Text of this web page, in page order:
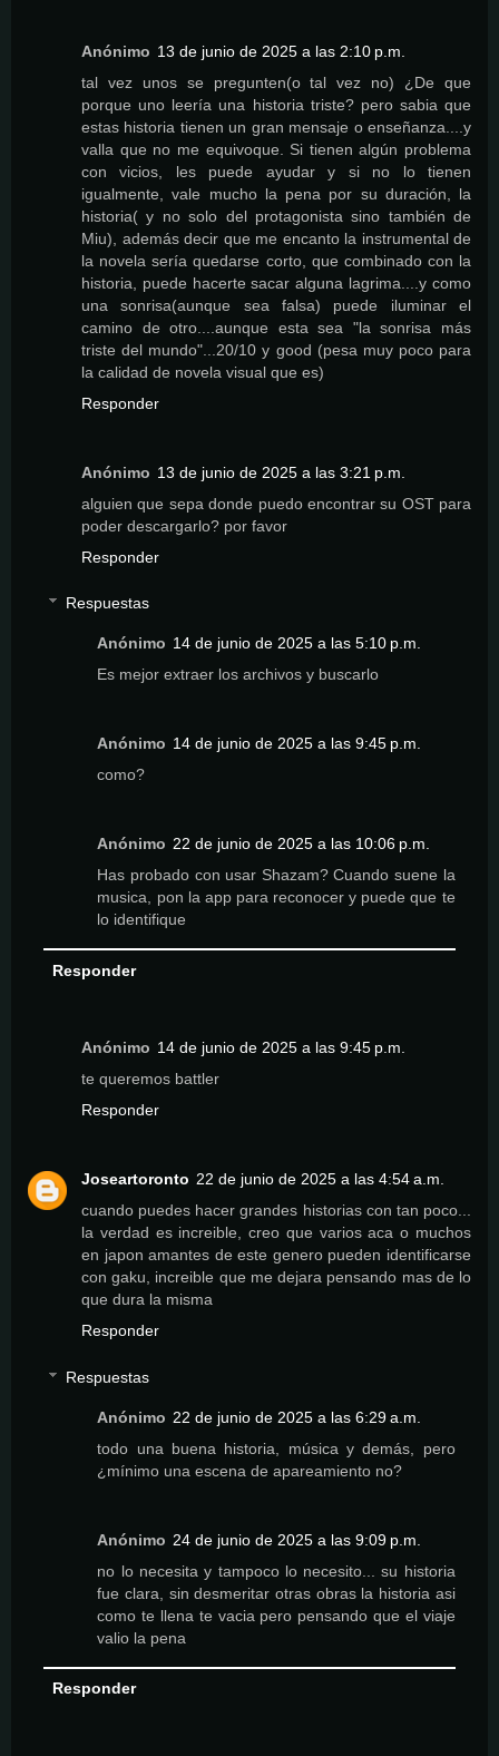
Anónimo 13 de junio de 2025 a las 2:10 p.m.
tal vez unos se pregunten(o tal vez no) ¿De que
porque uno leería una historia triste? pero sabia que
estas historia tienen un gran mensaje o enseñanza....y
valla que no me equivoque. Si tienen algún problema
con vicios, les puede ayudar y si no lo tienen
igualmente, vale mucho la pena por su duración, la
historia( y no solo del protagonista sino también de
Miu), además decir que me encanto la instrumental de
la novela sería quedarse corto, que combinado con la
historia, puede hacerte sacar alguna lagrima....y como
una sonrisa(aunque sea falsa) puede iluminar el
camino de otro....aunque esta sea "la sonrisa más
triste del mundo"...20/10 y good (pesa muy poco para
la calidad de novela visual que es)
Responder
Anónimo 13 de junio de 2025 a las 3:21 p.m.
alguien que sepa donde puedo encontrar su OST para
poder descargarlo? por favor
Responder
Respuestas
Anónimo 14 de junio de 2025 a las 5:10 p.m.
Es mejor extraer los archivos y buscarlo
Anónimo 14 de junio de 2025 a las 9:45 p.m.
como?
Anónimo 22 de junio de 2025 a las 10:06 p.m.
Has probado con usar Shazam? Cuando suene la
musica, pon la app para reconocer y puede que te
lo identifique
Responder
Anónimo 14 de junio de 2025 a las 9:45 p.m.
te queremos battler
Responder
Joseartoronto 22 de junio de 2025 a las 4:54 a.m.
cuando puedes hacer grandes historias con tan poco...
la verdad es increible, creo que varios aca o muchos
en japon amantes de este genero pueden identificarse
con gaku, increible que me dejara pensando mas de lo
que dura la misma
Responder
Respuestas
Anónimo 22 de junio de 2025 a las 6:29 a.m.
todo una buena historia, música y demás, pero
¿mínimo una escena de apareamiento no?
Anónimo 24 de junio de 2025 a las 9:09 p.m.
no lo necesita y tampoco lo necesito... su historia
fue clara, sin desmeritar otras obras la historia asi
como te llena te vacia pero pensando que el viaje
valio la pena
Responder